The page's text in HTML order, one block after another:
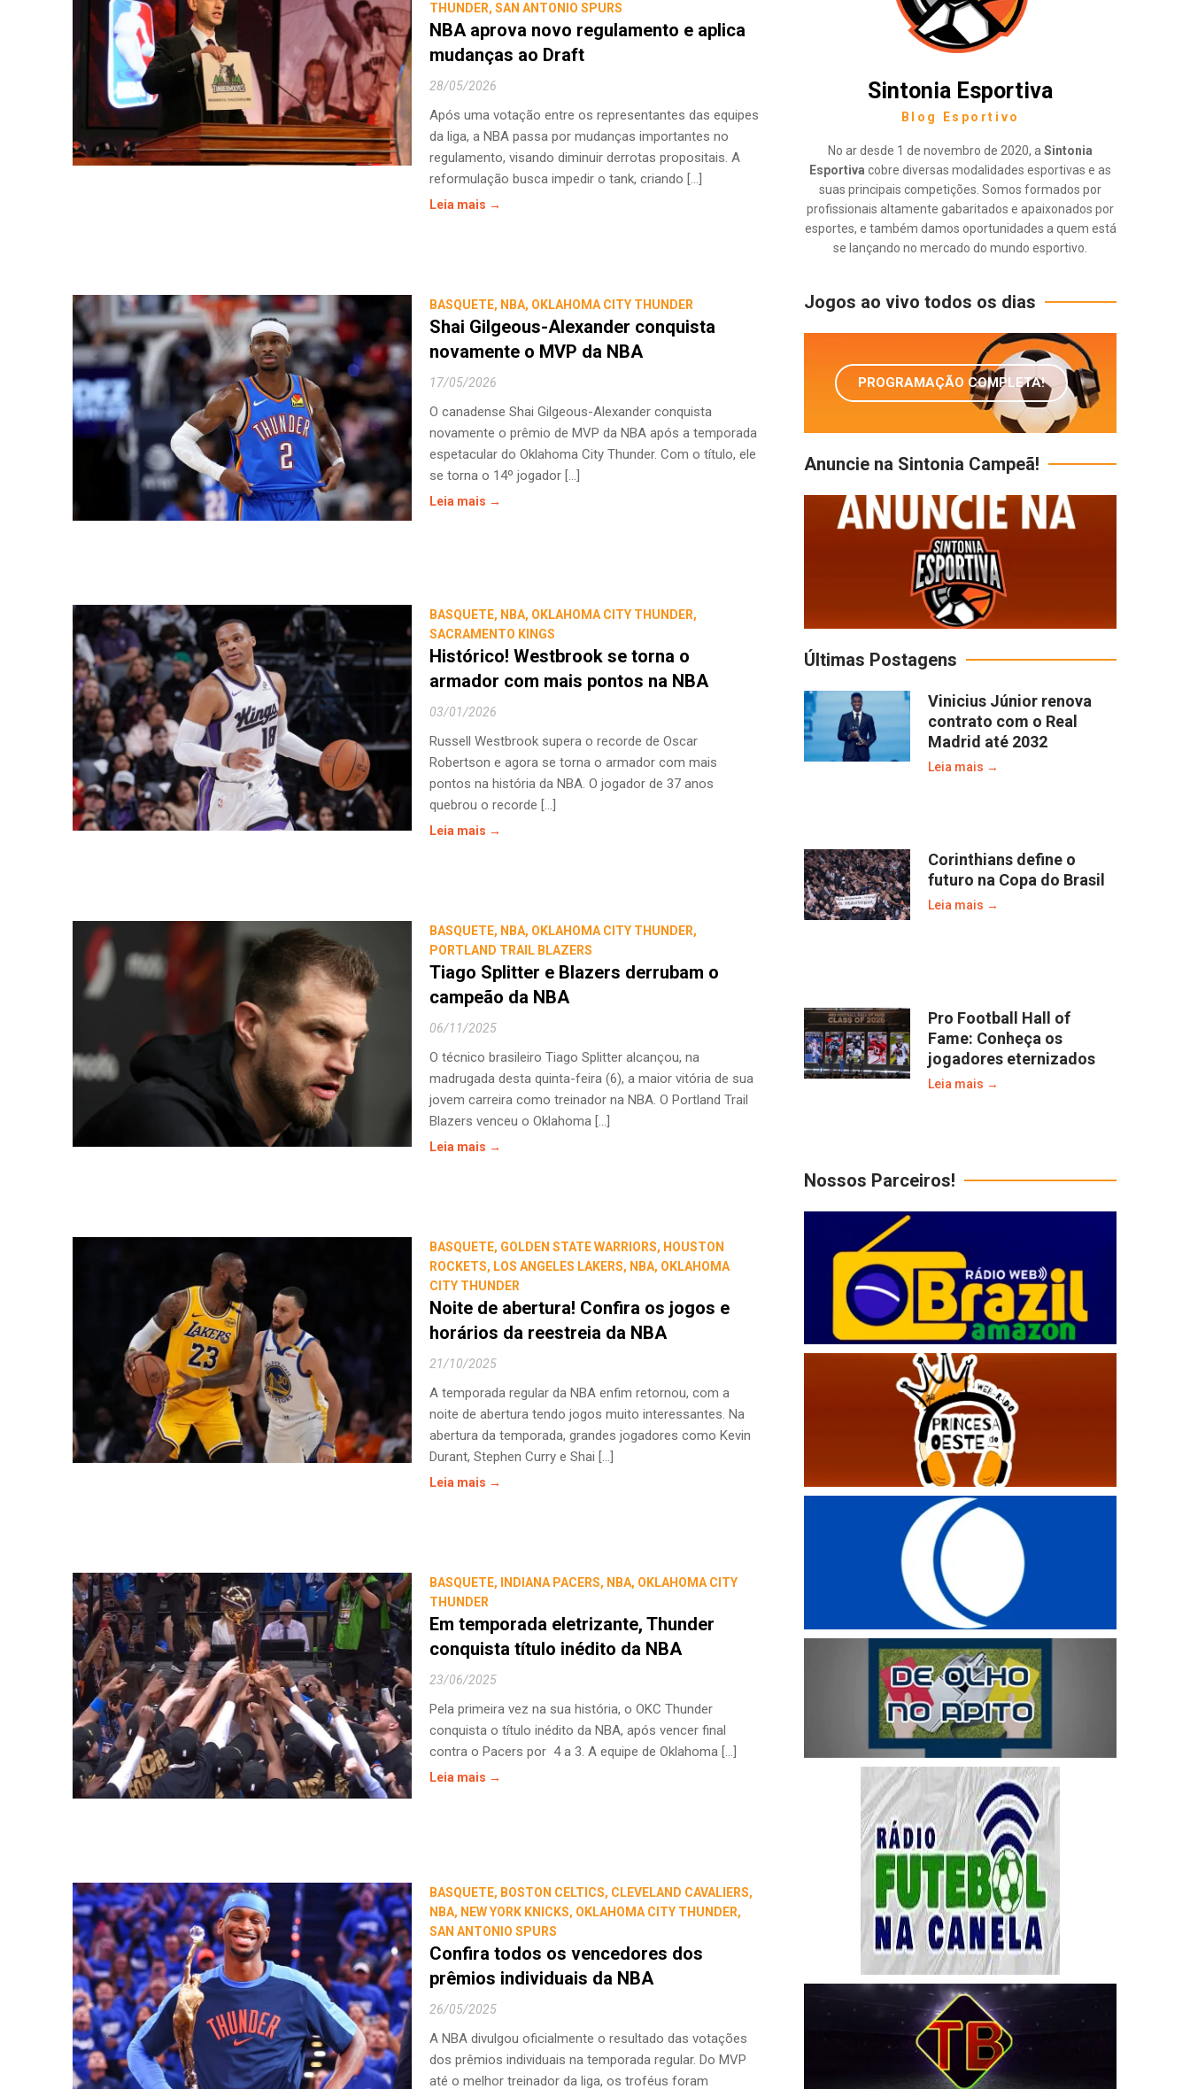
THUNDER, SAN ANTONIO SPURS
NBA aprova novo regulamento e aplica
mudanças ao Draft
28/05/2026
Após uma votação entre os representantes das equipes
da liga, a NBA passa por mudanças importantes no
regulamento, visando diminuir derrotas propositais. A
reformulação busca impedir o tank, criando [...]
Leia mais →
BASQUETE, NBA, OKLAHOMA CITY THUNDER
Shai Gilgeous-Alexander conquista
novamente o MVP da NBA
17/05/2026
O canadense Shai Gilgeous-Alexander conquista
novamente o prêmio de MVP da NBA após a temporada
espetacular do Oklahoma City Thunder. Com o título, ele
se torna o 14º jogador [...]
Leia mais →
BASQUETE, NBA, OKLAHOMA CITY THUNDER,
SACRAMENTO KINGS
Histórico! Westbrook se torna o
armador com mais pontos na NBA
03/01/2026
Russell Westbrook supera o recorde de Oscar
Robertson e agora se torna o armador com mais
pontos na história da NBA. O jogador de 37 anos
quebrou o recorde [...]
Leia mais →
BASQUETE, NBA, OKLAHOMA CITY THUNDER,
PORTLAND TRAIL BLAZERS
Tiago Splitter e Blazers derrubam o
campeão da NBA
06/11/2025
O técnico brasileiro Tiago Splitter alcançou, na
madrugada desta quinta-feira (6), a maior vitória de sua
jovem carreira como treinador na NBA. O Portland Trail
Blazers venceu o Oklahoma [...]
Leia mais →
BASQUETE, GOLDEN STATE WARRIORS, HOUSTON
ROCKETS, LOS ANGELES LAKERS, NBA, OKLAHOMA
CITY THUNDER
Noite de abertura! Confira os jogos e
horários da reestreia da NBA
21/10/2025
A temporada regular da NBA enfim retornou, com a
noite de abertura tendo jogos muito interessantes. Na
abertura da temporada, grandes jogadores como Kevin
Durant, Stephen Curry e Shai [...]
Leia mais →
BASQUETE, INDIANA PACERS, NBA, OKLAHOMA CITY
THUNDER
Em temporada eletrizante, Thunder
conquista título inédito da NBA
23/06/2025
Pela primeira vez na sua história, o OKC Thunder
conquista o título inédito da NBA, após vencer final
contra o Pacers por 4 a 3. A equipe de Oklahoma [...]
Leia mais →
BASQUETE, BOSTON CELTICS, CLEVELAND CAVALIERS,
NBA, NEW YORK KNICKS, OKLAHOMA CITY THUNDER,
SAN ANTONIO SPURS
Confira todos os vencedores dos
prêmios individuais da NBA
26/05/2025
A NBA divulgou oficialmente o resultado das votações
dos prêmios individuais na temporada regular. Do MVP
até o melhor treinador da liga, os troféus foram
Sintonia Esportiva
Blog Esportivo
No ar desde 1 de novembro de 2020, aSintonia
Esportiva cobre diversas modalidades esportivas e as
suas principais competições. Somos formados por
profissionais altamente gabaritados e apaixonados por
esportes, e também damos oportunidades a quem está
se lançando no mercado do mundo esportivo.
Jogos ao vivo todos os dias
PROGRAMAÇÃO COMPLETA!
Anuncie na Sintonia Campeã!
Últimas Postagens
Vinicius Júnior renova
contrato com o Real
Madrid até 2032
Leia mais →
Corinthians define o
futuro na Copa do Brasil
Leia mais →
Pro Football Hall of
Fame: Conheça os
jogadores eternizados
Leia mais →
Nossos Parceiros!